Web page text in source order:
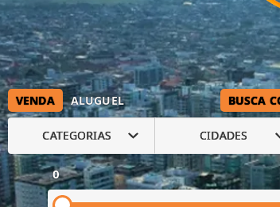
VENDA ALUGUEL BUSCA
CATEGORIAS CIDADES
0